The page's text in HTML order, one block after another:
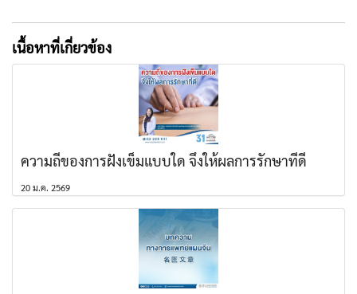
เนื้อหาที่เกี่ยวข้อง
ความถี่ของการฝังเข็มแบบใด จึงให้ผลการรักษาที่ดี
20 ม.ค. 2569